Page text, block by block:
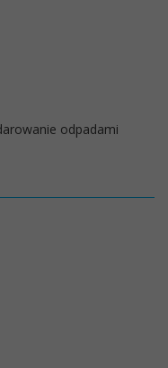
odpadami